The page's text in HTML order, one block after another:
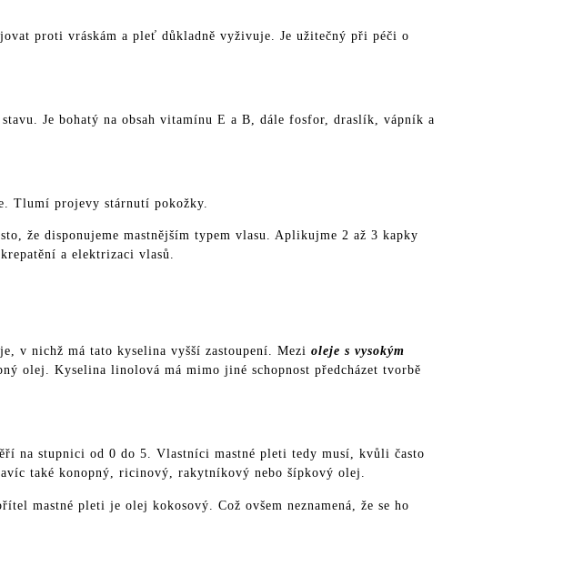
proti vráskám a pleť důkladně vyživuje. Je užitečný při péči o
Je bohatý na obsah vitamínu E a B, dále fosfor, draslík, vápník a
Tlumí projevy stárnutí pokožky.
že disponujeme mastnějším typem vlasu. Aplikujme 2 až 3 kapky
a elektrizaci vlasů.
v nichž má tato kyselina vyšší zastoupení. Mezi oleje s vysokým
olej. Kyselina linolová má mimo jiné schopnost předcházet tvorbě
na stupnici od 0 do 5. Vlastníci mastné pleti tedy musí, kvůli často
také konopný, ricinový, rakytníkový nebo šípkový olej.
mastné pleti je olej kokosový. Což ovšem neznamená, že se ho